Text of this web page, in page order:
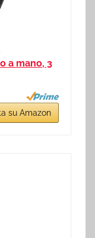
a mano, 3
su Amazon